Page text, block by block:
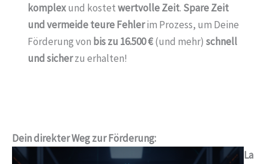
komplexund kostetwertvolle Zeit. Spare Zeit
und vermeide teure Fehlerim Prozess, um Deine
Förderung von bis zu 16.500 €(und mehr) schnell
und sicherzu erhalten!
Dein direkter Weg zur Förderung:
La